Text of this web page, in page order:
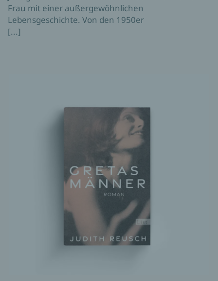
Frau mit einer außergewöhnlichen
Lebensgeschichte. Von den 1950er
[...]